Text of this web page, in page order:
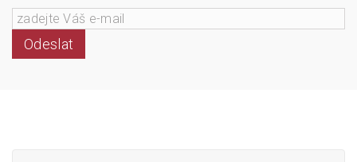
Odeslat